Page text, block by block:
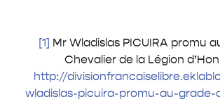
[1] Mr Wladislas PICUIRA promu
Chevalier de la Légion
http://
wladislas-picuira-promu-au-grade-